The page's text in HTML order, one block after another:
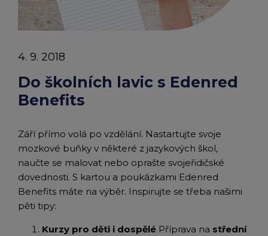
Peněženka Edenred Benefits
Edenred Card FKSP
TANKARTA Benefit od Edenred
Informace k migraci na Edenred Card
Edenred Benefits poukázky
Edenred Benefity Premium
Stravenkový portál
Qerko
Ostatní produkty
Edenred Čistý
Edenred Service
Kontakty
Do školních lavic s Edenred
Benefits
4. 9. 2018
Září přímo volá po vzdělání. Nastartujte svoje
mozkové buňky v některé z jazykových škol,
naučte se malovat nebo oprašte svojeřidičské
dovednosti. S kartou a poukázkami Edenred
Benefits máte na výběr. Inspirujte se třeba našimi
pěti tipy:
Kurzy pro děti i dospělé Příprava na střední